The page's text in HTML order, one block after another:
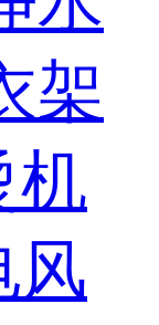
架
机
风